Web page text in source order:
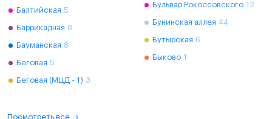
Балтийская 5
Баррикадная 8
Бауманская 8
Беговая 5
Беговая (МЦД - 1) 3
Бульвар Рокоссовского 12
Бунинская аллея 44
Бутырская 6
Быково 1
Посмотреть все